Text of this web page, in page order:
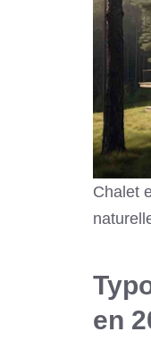
Chalet
en